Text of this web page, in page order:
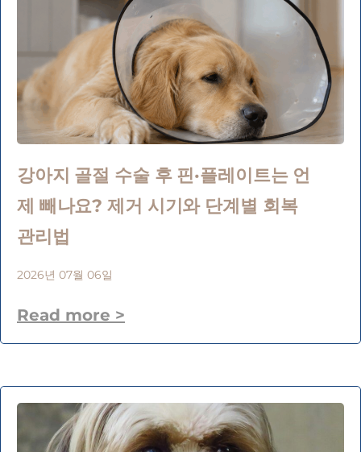
강아지 골절 수술 후 핀·플레이트는 언
제 빼나요? 제거 시기와 단계별 회복
관리법
2026년 07월 06일
Read more >